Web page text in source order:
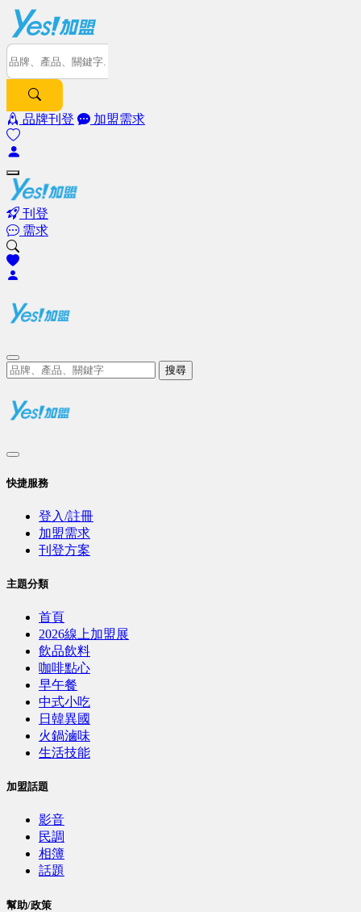
品牌刊登 加盟需求
刊登
需求
搜尋
快捷服務
登入/註冊
加盟需求
刊登方案
主題分類
首頁
2026線上加盟展
飲品飲料
咖啡點心
早午餐
中式小吃
日韓異國
火鍋滷味
生活技能
加盟話題
影音
民調
相簿
話題
幫助/政策